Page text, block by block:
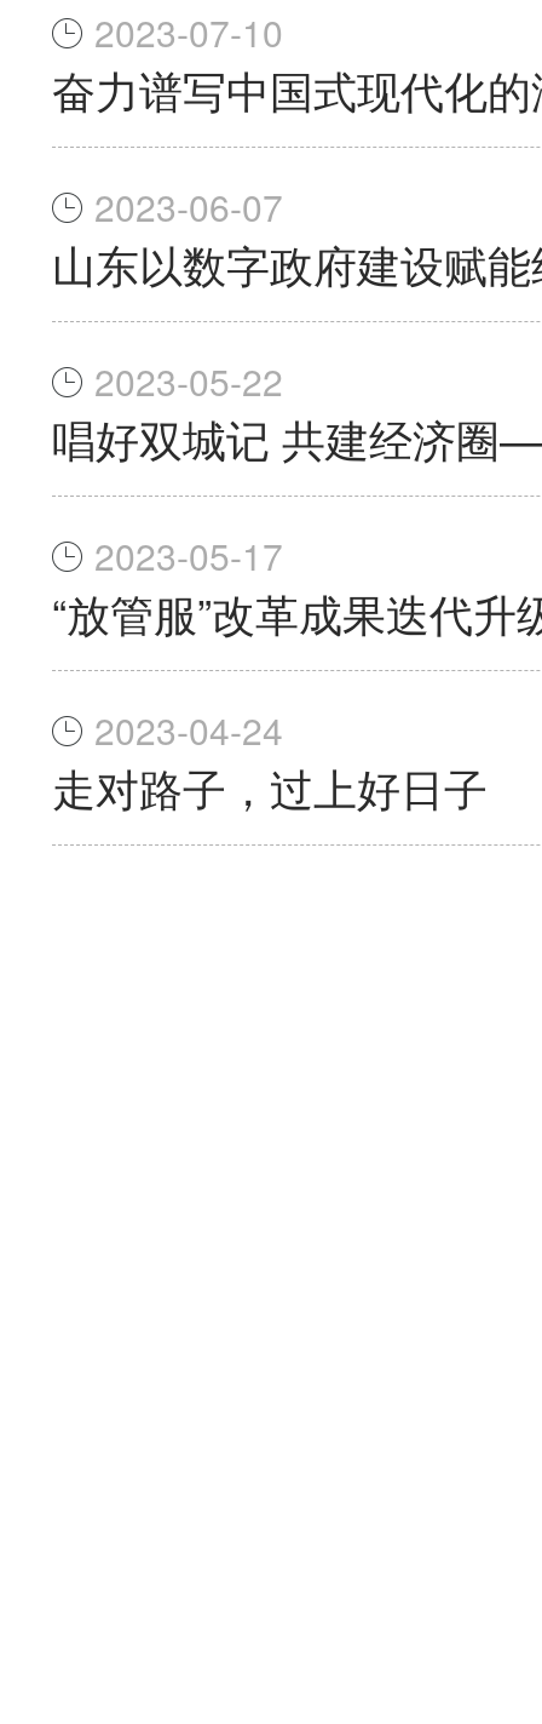
2023-07-10
奋力谱写中国式现代化
2023-06-07
山东以数字政府建设赋
2023-05-22
唱好双城记 共建经济圈
2023-05-17
“放管服”改革成果迭代
2023-04-24
走对路子，过上好日子